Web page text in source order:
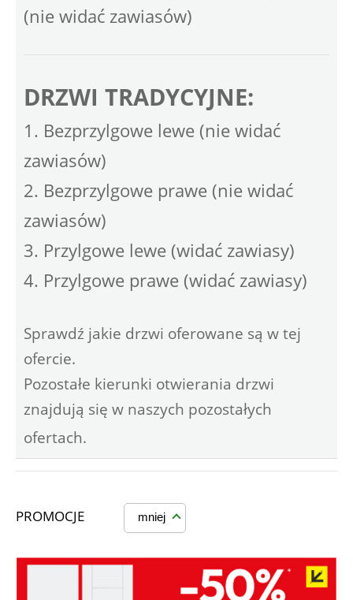
(nie widać zawiasów)
DRZWI TRADYCYJNE:
1. Bezprzylgowe lewe (nie widać
zawiasów)
2. Bezprzylgowe prawe (nie widać
zawiasów)
3. Przylgowe lewe (widać zawiasy)
4. Przylgowe prawe (widać zawiasy)
Sprawdź jakie drzwi oferowane są w tej
ofercie.
Pozostałe kierunki otwierania drzwi
znajdują się w naszych pozostałych
ofertach.
PROMOCJE mniej